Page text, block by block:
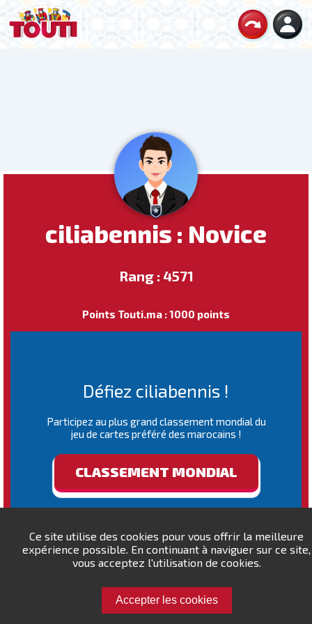
Ce site utilise des cookies pour vous offrir la meilleure
expérience possible. En continuant à naviguer sur ce site,
vous acceptez l'utilisation de cookies.
Accepter les cookies
ciliabennis : Novice
Rang : 4571
Points Touti.ma : 1000 points
Défiez ciliabennis !
Participez au plus grand classement mondial du
jeu de cartes préféré des marocains !
CLASSEMENT MONDIAL